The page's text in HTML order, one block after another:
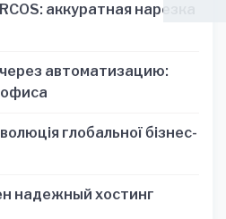
аккуратная нарезка
автоматизацию:
глобальної бізнес-
надежный хостинг